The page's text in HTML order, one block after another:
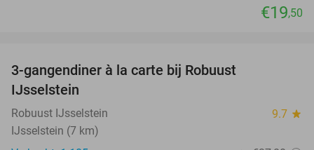
€19,50
3-gangendiner à la carte bij Robuust
IJsselstein
Robuust IJsselstein 9.7 star
IJsselstein (7 km)